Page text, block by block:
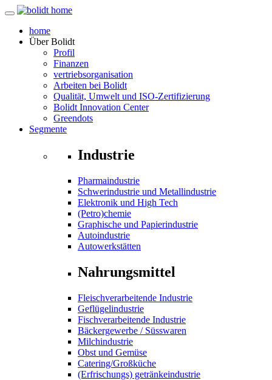
home
ÜberBolidt
Profil
Finanzen
vertriebsorganisation
Arbeiten bei Bolidt
Qualität, Umwelt und ISO-Zertifizierung
Bolidt Innovation Center
Greendots
Segmente
Industrie
Pharmaindustrie
Schwerindustrie und Metallindustrie
Elektronik und High Tech
(Petro)chemie
Graphische und Papierindustrie
Autoindustrie
Autowerkstätten
Nahrungsmittel
Fleischverarbeitende Industrie
Geflügelindustrie
Fischverarbeitende Industrie
Bäckergewerbe / Süsswaren
Milchindustrie
Obst und Gemüse
Catering/Großküche
(Erfrischungs) getränkeindustrie